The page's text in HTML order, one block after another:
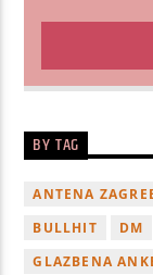
BY TAG
ANTENA
BULLHIT
DM
GLAZBENA